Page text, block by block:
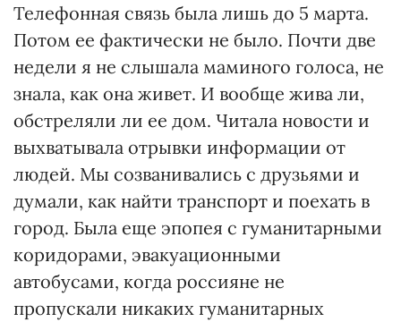
Телефонная связь была лишь до 5 марта.
Потом ее фактически не было. Почти две
недели я не слышала маминого голоса, не
знала, как она живет. И вообще жива ли,
обстреляли ли ее дом. Читала новости и
выхватывала отрывки информации от
людей. Мы созванивались с друзьями и
думали, как найти транспорт и поехать в
город. Была еще эпопея с гуманитарными
коридорами, эвакуационными
автобусами, когда россияне не
пропускали никаких гуманитарных